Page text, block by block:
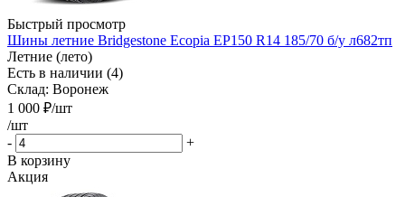
Быстрый просмотр
Шины летние Bridgestone Ecopia EP150 R14 185/70 б/у л682тп
Летние (лето)
Есть в наличии (4)
Склад: Воронеж
1 000 ₽/шт
/шт
-
+
В корзину
Акция